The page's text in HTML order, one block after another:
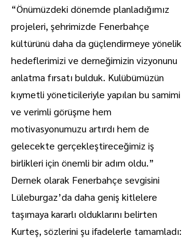
“Önümüzdeki dönemde planladığımız
projeleri, şehrimizde Fenerbahçe
kültürünü daha da güçlendirmeye yönelik
hedeflerimizi ve derneğimizin vizyonunu
anlatma fırsatı bulduk. Kulübümüzün
kıymetli yöneticileriyle yapılan bu samimi
ve verimli görüşme hem
motivasyonumuzu artırdı hem de
gelecekte gerçekleştireceğimiz iş
birlikleri için önemli bir adım oldu.”
Dernek olarak Fenerbahçe sevgisini
Lüleburgaz’da daha geniş kitlelere
taşımaya kararlı olduklarını belirten
Kurteş, sözlerini şu ifadelerle tamamladı: